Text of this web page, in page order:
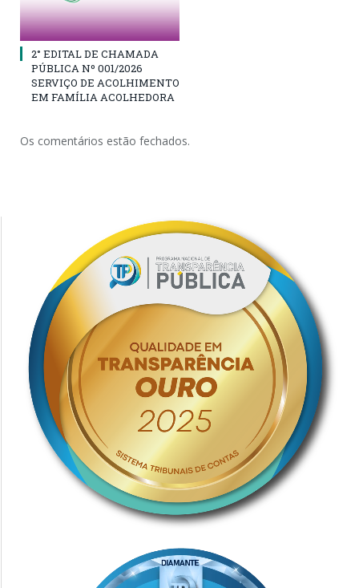
2° EDITAL DE CHAMADA
PÚBLICA Nº 001/2026
SERVIÇO DE ACOLHIMENTO
EM FAMÍLIA ACOLHEDORA
Os comentários estão fechados.